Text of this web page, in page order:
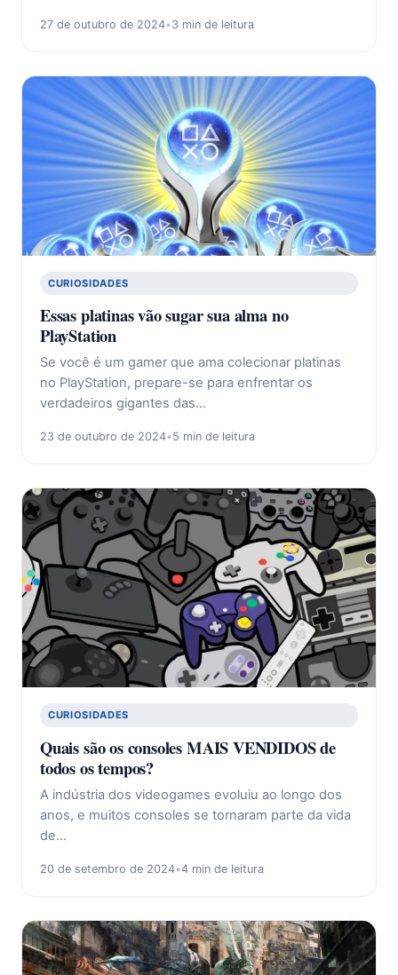
27 de outubro de 2024•3 min de leitura
CURIOSIDADES
Essas platinas vão sugar sua alma no
PlayStation
Se você é um gamer que ama colecionar platinas
no PlayStation, prepare-se para enfrentar os
verdadeiros gigantes das…
23 de outubro de 2024•5 min de leitura
CURIOSIDADES
Quais são os consoles MAIS VENDIDOS de
todos os tempos?
A indústria dos videogames evoluiu ao longo dos
anos, e muitos consoles se tornaram parte da vida
de…
20 de setembro de 2024•4 min de leitura